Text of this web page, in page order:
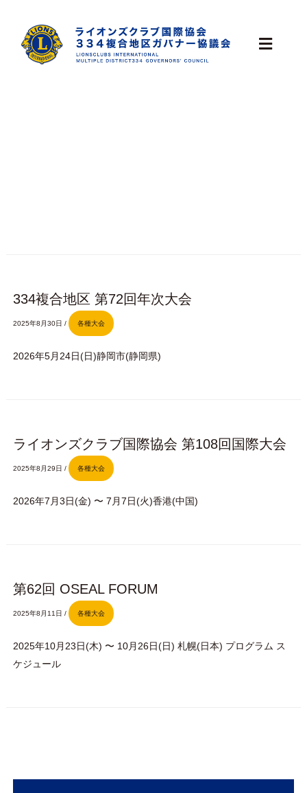
334複合地区 第72回年次大会
2025年8月30日 / 各種大会
2026年5月24日(日)静岡市(静岡県)
ライオンズクラブ国際協会 第108回国際大会
2025年8月29日 / 各種大会
2026年7月3日(金) 〜 7月7日(火)香港(中国)
第62回 OSEAL FORUM
2025年8月11日 / 各種大会
2025年10月23日(木) 〜 10月26日(日) 札幌(日本) プログラム ス
ケジュール